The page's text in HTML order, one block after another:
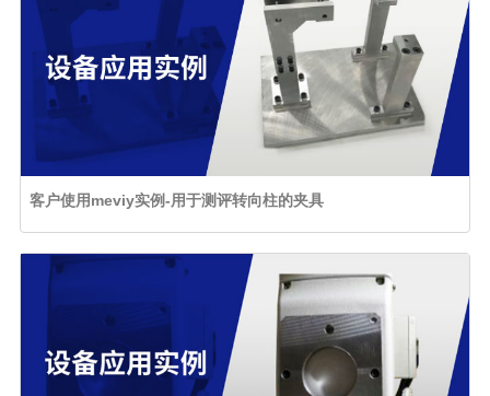
客户使用meviy实例-用于测评转向柱的夹具